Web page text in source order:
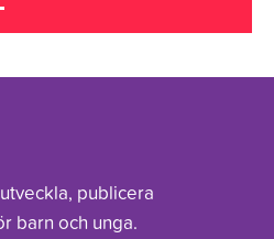
publicera
barn och unga.